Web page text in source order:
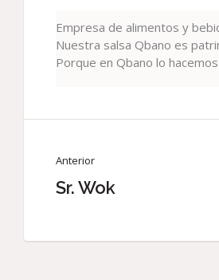
Empresa de alimentos y
Nuestra salsa Qbano es
Porque en Qbano lo
Anterior
Sr. Wok